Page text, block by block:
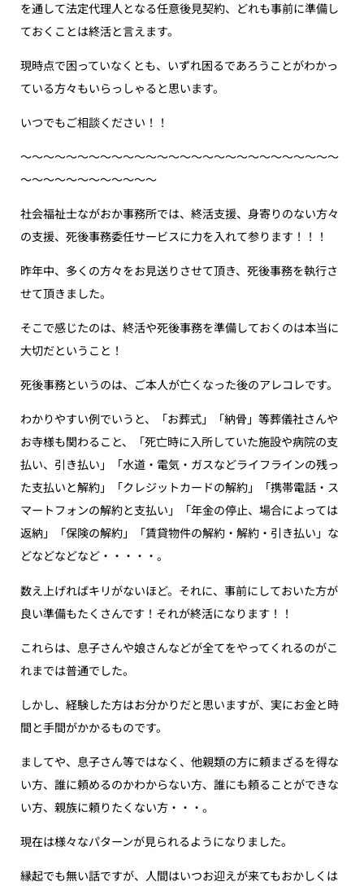
を通して法定代理人となる任意後見契約、どれも事前に準備し
ておくことは終活と言えます。
現時点で困っていなくとも、いずれ困るであろうことがわかっ
ている方々もいらっしゃると思います。
いつでもご相談ください！！
〜〜〜〜〜〜〜〜〜〜〜〜〜〜〜〜〜〜〜〜〜〜〜〜〜〜〜〜
〜〜〜〜〜〜〜〜〜〜〜〜
社会福祉士ながおか事務所では、終活支援、身寄りのない方々
の支援、死後事務委任サービスに力を入れて参ります！！！
昨年中、多くの方々をお見送りさせて頂き、死後事務を執行さ
せて頂きました。
そこで感じたのは、終活や死後事務を準備しておくのは本当に
大切だということ！
死後事務というのは、ご本人が亡くなった後のアレコレです。
わかりやすい例でいうと、「お葬式」「納骨」等葬儀社さんや
お寺様も関わること、「死亡時に入所していた施設や病院の支
払い、引き払い」「水道・電気・ガスなどライフラインの残っ
た支払いと解約」「クレジットカードの解約」「携帯電話・ス
マートフォンの解約と支払い」「年金の停止、場合によっては
返納」「保険の解約」「賃貸物件の解約・解約・引き払い」な
どなどなどなど・・・・・。
数え上げればキリがないほど。それに、事前にしておいた方が
良い準備もたくさんです！それが終活になります！！
これらは、息子さんや娘さんなどが全てをやってくれるのがこ
れまでは普通でした。
しかし、経験した方はお分かりだと思いますが、実にお金と時
間と手間がかかるものです。
ましてや、息子さん等ではなく、他親類の方に頼まざるを得な
い方、誰に頼めるのかわからない方、誰にも頼ることができな
い方、親族に頼りたくない方・・・。
現在は様々なパターンが見られるようになりました。
縁起でも無い話ですが、人間はいつお迎えが来てもおかしくは